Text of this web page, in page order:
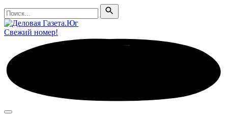
Поиск
Поиск
Свежий номер!